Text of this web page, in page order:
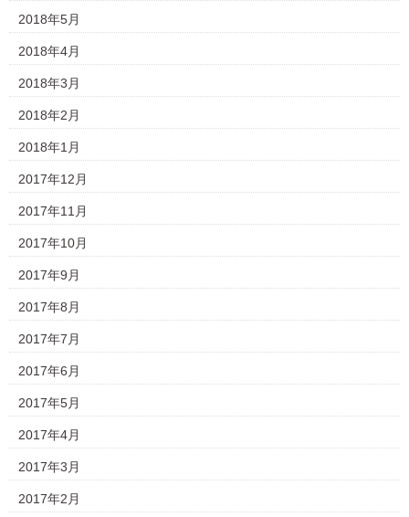
2018年5月
2018年4月
2018年3月
2018年2月
2018年1月
2017年12月
2017年11月
2017年10月
2017年9月
2017年8月
2017年7月
2017年6月
2017年5月
2017年4月
2017年3月
2017年2月